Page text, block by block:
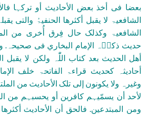
بعضا فی أخذ بعض الأحادیث أو ترکہا
الشافعیۃ لا یقبل أکثرها الحنفیۃُ والتی
الشافعیۃ وکذلک حال فِرق أُخری من
حدیث ذکرؔہ الإمام البخاري فی صحیحہ.
أهل الحدیث بعد کتاب اللّٰہ ولکن لا یقبل
أحادیثہ کحدیث قراءۃ الفاتحۃ خلف
وغیرہ ولا یکونون إلی تلک الأحادیث من
لأحد أن یسمّیہم کافرین أو یحسبہم من
ومن المبتدعین. فالحق أن الأحادیث